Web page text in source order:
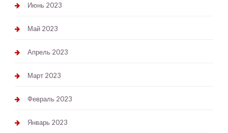
Июнь 2023
Май 2023
Апрель 2023
Март 2023
Февраль 2023
Январь 2023